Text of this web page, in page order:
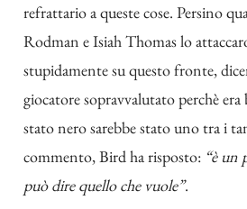
refrattario a queste cose. Persino
Rodman e Isiah Thomas lo
stupidamente su questo fronte,
giocatore sopravvalutato perchè era
stato nero sarebbe stato uno tra i
commento, Bird ha risposto: “è un
può dire quello che vuole”.